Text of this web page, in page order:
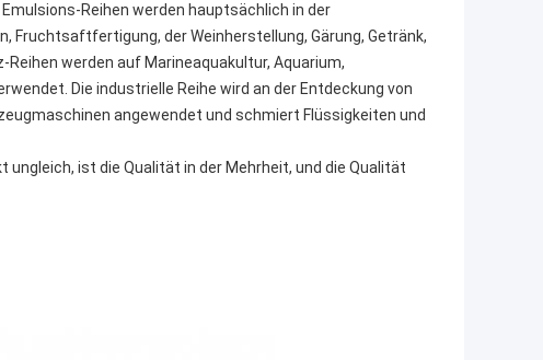
Reihen werden hauptsächlich in der
Fruchtsaftfertigung, der Weinherstellung, Gärung, Getränk,
werden auf Marineaquakultur, Aquarium,
Die industrielle Reihe wird an der Entdeckung von
angewendet und schmiert Flüssigkeiten und
ist die Qualität in der Mehrheit, und die Qualität